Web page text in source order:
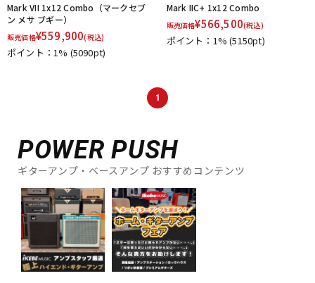
Mark VII 1x12 Combo（マークセブ
ン メサ ブギー）
販売価格¥559,900(税込)
ポイント：1% (5090pt)
Mark IIC+ 1x12 Combo
販売価格¥566,500(税込)
ポイント：1%(5150pt)
1
POWER PUSH
ギターアンプ・ベースアンプ おすすめコンテンツ